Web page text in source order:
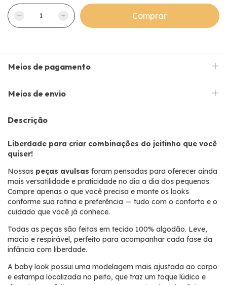
Meios de pagamento
Meios de envio
Descrição
Liberdade para criar combinações do jeitinho que você
quiser!
Nossas peças avulsas foram pensadas para oferecer ainda
mais versatilidade e praticidade no dia a dia dos pequenos.
Compre apenas o que você precisa e monte os looks
conforme sua rotina e preferência — tudo com o conforto e o
cuidado que você já conhece.
Todas as peças são feitas em tecido 100% algodão. Leve,
macio e respirável, perfeito para acompanhar cada fase da
infância com liberdade.
A baby look possui uma modelagem mais ajustada ao corpo
e estampa localizada no peito, que traz um toque lúdico e